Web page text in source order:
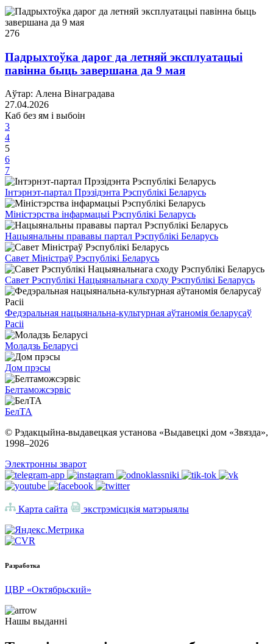
276
Падрыхтоўка дарог да летняй эксплуатацыі
павінна быць завершана да 9 мая
Аўтар: Алена Вінаградава
27.04.2026
Каб без ям і выбоін
3
4
5
6
7
Інтэрнэт-партал Прэзідэнта Рэспублікі Беларусь
Міністэрства інфармацыі Рэспублікі Беларусь
Нацыянальны прававы партал Рэспублікі Беларусь
Савет Міністраў Рэспублікі Беларусь
Савет Рэспублікі Нацыянальнага сходу Рэспублікі Беларусь
Федэральная нацыянальна-культурная аўтаномія беларусаў
Расіі
Моладзь Беларусі
Дом прэсы
Белтаможсэрвіс
БелТА
© Рэдакцыйна-выдавецкая установа «Выдавецкі дом «Звязда»,
1998–2026
Электронны зварот
Карта сайта экстрэмісцкія матэрыялы
Разработка
ЦВР «Октябрьский»
Нашы выданні